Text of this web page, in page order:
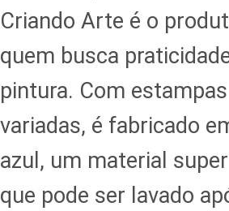
Criando Arte é o
quem busca
pintura. Com
variadas, é fabricado
azul, um material
que pode ser lavado